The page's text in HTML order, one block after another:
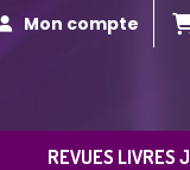
Mon compte
REVUES LIVRES